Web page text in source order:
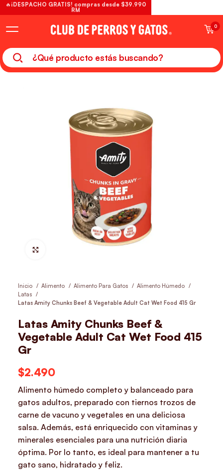
0
Inicio Alimento Alimento Para Gatos
Alimento Húmedo
Latas
Latas Amity Chunks Beef & Vegetable Adult Cat Wet Food 415 Gr
Latas Amity Chunks Beef &
Vegetable Adult Cat Wet Food 415
Gr
$2.490
Alimento húmedo completo y balanceado para
gatos adultos, preparado con tiernos trozos de
carne de vacuno y vegetales en una deliciosa
salsa. Además, está enriquecido con vitaminas y
minerales esenciales para una nutrición diaria
óptima. Por lo tanto, es ideal para mantener a tu
gato sano, hidratado y feliz.
🔥¡DESPACHO GRATIS! compras desde $39.990
RM